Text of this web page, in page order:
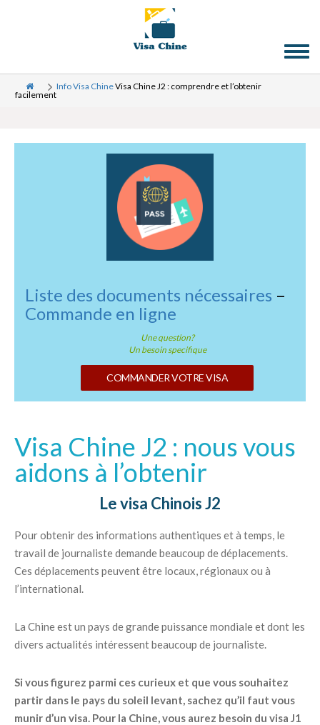
Info Visa ChineVisa Chine J2 : comprendre et l’obtenir
facilement
Liste des documents nécessaires –
Commande en ligne
Une question?
Un besoin specifique
COMMANDER VOTRE VISA
Visa Chine J2 : nous vous
aidons à l’obtenir
Le visa Chinois J2
Pour obtenir des informations authentiques et à temps, le
travail de journaliste demande beaucoup de déplacements.
Ces déplacements peuvent être locaux, régionaux ou à
l’international.
La Chine est un pays de grande puissance mondiale et dont les
divers actualités intéressent beaucoup de journaliste.
Si vous figurez parmi ces curieux et que vous souhaitez
partir dans le pays du soleil levant, sachez qu’il faut vous
munir d’un visa. Pour la Chine, vous aurez besoin du visa J1